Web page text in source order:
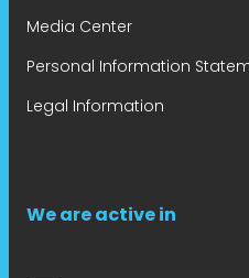
Media Center
Personal Information
Legal Information
We are active in